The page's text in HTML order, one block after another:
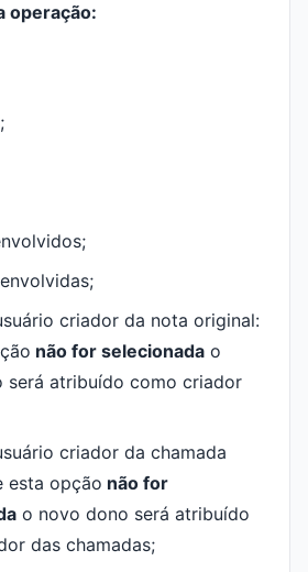
operação:
criador da nota original:
não for selecionada o
será atribuído como criador
criador da chamada
esta opção não for
o novo dono será atribuído
das chamadas;